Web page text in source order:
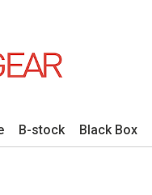
B-stock Black Box